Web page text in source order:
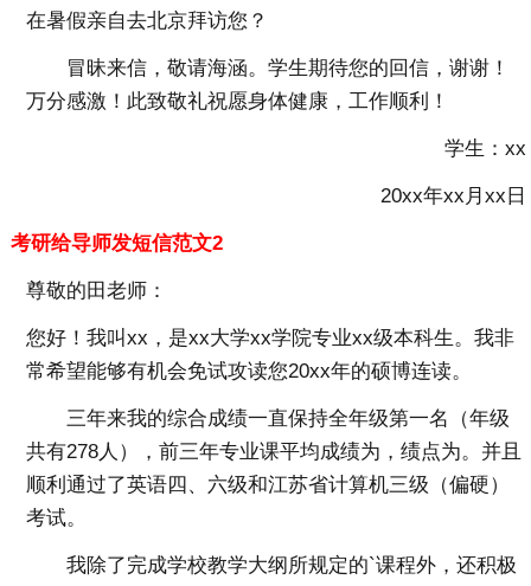
在暑假亲自去北京拜访您？
冒昧来信，敬请海涵。学生期待您的回信，谢谢！
万分感激！此致敬礼祝愿身体健康，工作顺利！
学生：xx
20xx年xx月xx日
考研给导师发短信范文2
尊敬的田老师：
您好！我叫xx，是xx大学xx学院专业xx级本科生。我非
常希望能够有机会免试攻读您20xx年的硕博连读。
三年来我的综合成绩一直保持全年级第一名（年级
共有278人），前三年专业课平均成绩为，绩点为。并且
顺利通过了英语四、六级和江苏省计算机三级（偏硬）
考试。
我除了完成学校教学大纲所规定的`课程外，还积极